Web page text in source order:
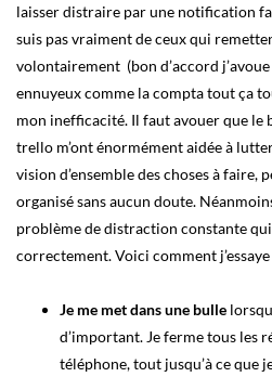
laisser distraire par une notification
suis pas vraiment de ceux qui
volontairement (bon d’accord
ennuyeux comme la compta tout ça
mon inefficacité. Il faut avouer que le
trello m’ont énormément aidée à
vision d’ensemble des choses à faire,
organisé sans aucun doute.
problème de distraction constante qui
correctement. Voici comment
Je me met dans une bulle
d’important. Je ferme tous les
téléphone, tout jusqu’à ce que